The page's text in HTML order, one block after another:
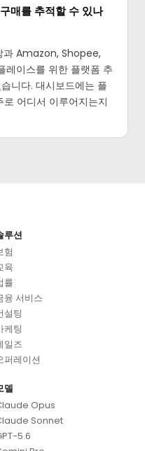
매를 추적할 수 있나
과 Amazon, Shopee,
레이스를 위한 플랫폼 추
니다. 대시보드에는 플
어디서 이루어지는지
루션
험
육
률
융 서비스
설팅
케팅
일즈
퍼레이션
델
Opus
Sonnet
5.6